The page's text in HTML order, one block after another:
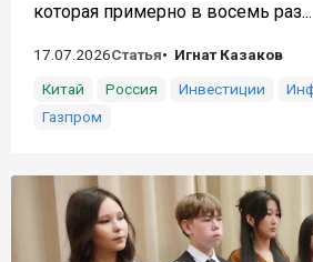
которая примерно в восемь раз...
17.07.2026Статья
Игнат Казаков
Китай
Россия Инвестиции
Газпром